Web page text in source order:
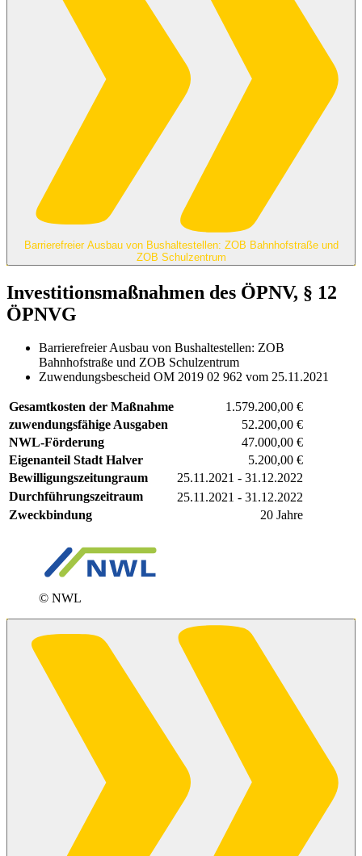
Barrierefreier Ausbau von Bushaltestellen: ZOB Bahnhofstraße und
ZOB Schulzentrum
Investitionsmaßnahmen des ÖPNV, § 12
ÖPNVG
Barrierefreier Ausbau von Bushaltestellen: ZOB
Bahnhofstraße und ZOB Schulzentrum
Zuwendungsbescheid OM 2019 02 962 vom 25.11.2021
Gesamtkosten der Maßnahme
1.579.200,00 €
zuwendungsfähige Ausgaben
52.200,00 €
NWL-Förderung
47.000,00 €
Eigenanteil Stadt Halver
5.200,00 €
Bewilligungszeitungraum
25.11.2021 - 31.12.2022
Durchführungszeitraum
25.11.2021 - 31.12.2022
Zweckbindung
20 Jahre
© NWL